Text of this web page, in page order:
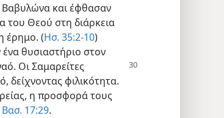
Βαβυλώνα και έφθασαν
του Θεού στη διάρκεια
έρημο. (Ησ. 35:2-10)
ένα θυσιαστήριο στον
Οι Σαμαρείτες
φιλικότητα.
η προσφορά τους
17:29.